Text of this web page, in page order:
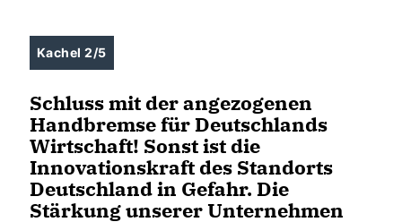
Kachel 2/5
Schluss mit der angezogenen
Handbremse für Deutschlands
Wirtschaft! Sonst ist die
Innovationskraft des Standorts
Deutschland in Gefahr. Die
Stärkung unserer Unternehmen